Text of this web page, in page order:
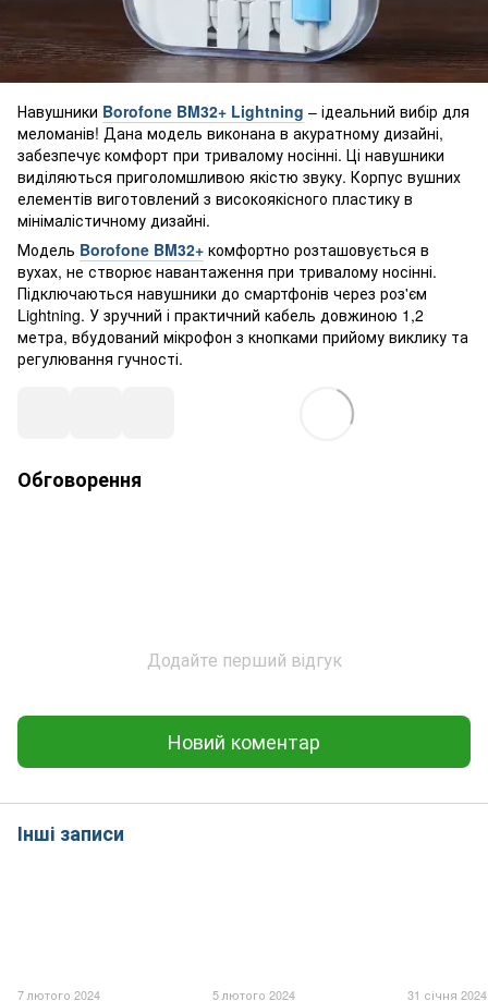
Навушники Borofone BM32+ Lightning – ідеальний вибір для
меломанів! Дана модель виконана в акуратному дизайні,
забезпечує комфорт при тривалому носінні. Ці навушники
виділяються приголомшливою якістю звуку. Корпус вушних
елементів виготовлений з високоякісного пластику в
мінімалістичному дизайні.
Модель Borofone BM32+ комфортно розташовується в
вухах, не створює навантаження при тривалому носінні.
Підключаються навушники до смартфонів через роз'єм
Lightning. У зручний і практичний кабель довжиною 1,2
метра, вбудований мікрофон з кнопками прийому виклику та
регулювання гучності.
Обговорення
Додайте перший відгук
Новий коментар
Інші записи
7 лютого 2024 5 лютого 2024 31 січня 2024